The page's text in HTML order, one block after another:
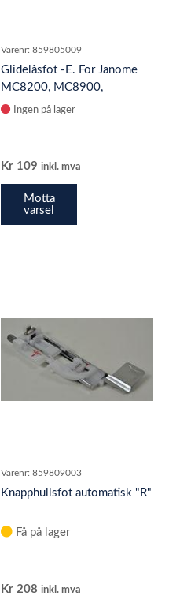
Varenr: 859805009
Glidelåsfot -E. For Janome
MC8200, MC8900,
MC9900, MC12000,
Ingen på lager
Kr 109 inkl. mva
Motta
varsel
Varenr: 859809003
Knapphullsfot automatisk "R"
Få på lager
Kr 208 inkl. mva